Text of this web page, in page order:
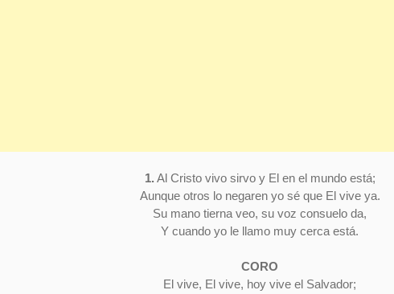
1. Al Cristo vivo sirvo y El en el mundo está;
Aunque otros lo negaren yo sé que El vive ya.
Su mano tierna veo, su voz consuelo da,
Y cuando yo le llamo muy cerca está.
CORO
El vive, El vive, hoy vive el Salvador;